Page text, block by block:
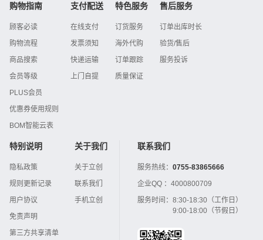
购物指南
顾客必读
购物流程
商品搜索
会员等级
PLUS会员
优惠券使用规则
BOM智能云表
支付配送
在线支付
发票须知
快递运输
上门自提
特色服务
订货服务
海外代购
订单跟踪
质量保证
售后服务
订单出库时长
验货/售后
服务投诉
特别说明
隐私政策
规则更新记录
用户协议
免责声明
第三方共享清单
关于我们
关于立创
联系我们
手机立创
联系我们
服务热线： 0755-83865666
企业QQ ： 4000800709
服务时间： 8:30-18:30（工作日）
9:00-18:00（节假日）